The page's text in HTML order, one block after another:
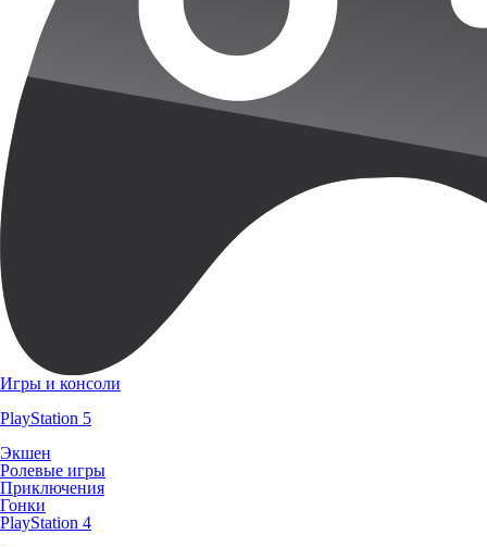
Игры и консоли
PlayStation 5
Экшен
Ролевые игры
Приключения
Гонки
PlayStation 4